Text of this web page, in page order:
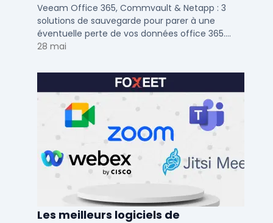
Netapp
Veeam Office 365, Commvault & Netapp : 3
solutions de sauvegarde pour parer à une
éventuelle perte de vos données office 365.
Voici notre ...
28 mai
Les meilleurs logiciels de